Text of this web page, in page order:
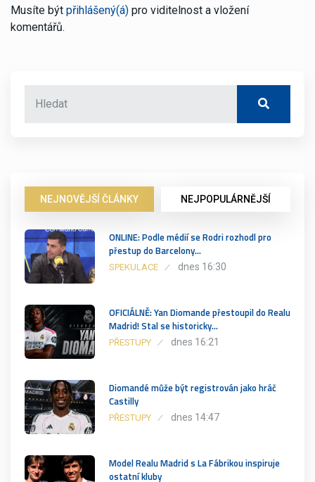
Musíte být přihlášený(á) pro viditelnost a vložení
komentářů.
NEJNOVĚJŠÍ ČLÁNKY NEJPOPULÁRNĚJŠÍ
ONLINE: Podle médií se Rodri rozhodl pro
přestup do Barcelony…
SPEKULACE dnes 16:30
OFICIÁLNĚ: Yan Diomande přestoupil do Realu
Madrid! Stal se historicky…
PŘESTUPY dnes 16:21
Diomandé může být registrován jako hráč
Castilly
PŘESTUPY dnes 14:47
Model Realu Madrid s La Fábrikou inspiruje
ostatní kluby